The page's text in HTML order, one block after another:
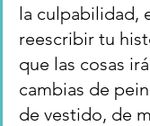
la culpabilidad,
reescribir tu
que las cosas
cambias de
de vestido, de